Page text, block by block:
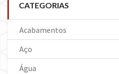
CATEGORIAS
Acabamentos
Aço
Água